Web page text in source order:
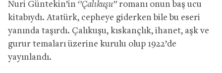
Nuri Güntekin’in ‘’Çalıkuşu’’ romanı onun baş ucu
kitabıydı. Atatürk, cepheye giderken bile bu eseri
yanında taşırdı. Çalıkuşu, kıskançlık, ihanet, aşk ve
gurur temaları üzerine kurulu olup 1922’de
yayınlandı.